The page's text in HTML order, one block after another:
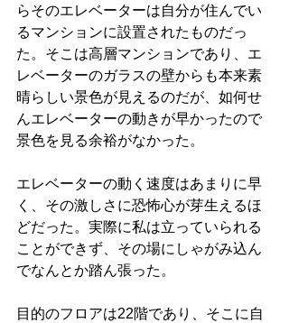
らそのエレベーターは自分が住んでい
るマンションに設置されたものだっ
た。そこは高層マンションであり、エ
レベーターのガラスの壁からも本来素
晴らしい景色が見えるのだが、如何せ
んエレベーターの動きが早かったので
景色を見る余裕がなかった。
エレベーターの動く速度はあまりに早
く、その激しさに恐怖心が芽生えるほ
どだった。実際に私は立っていられる
ことができず、その場にしゃがみ込ん
でなんとか踏ん張った。
目的のフロアは22階であり、そこに自